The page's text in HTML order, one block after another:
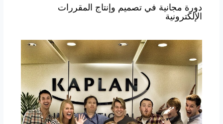
دورة مجانية في تصميم وإنتاج المقررات
الإلكترونية